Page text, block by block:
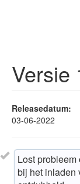
Versie
Releasedatum:
03-06-2022
Lost
bij het inladen